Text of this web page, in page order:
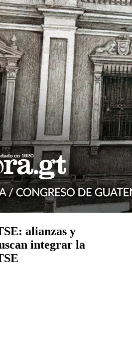
alianzas y
integrar la